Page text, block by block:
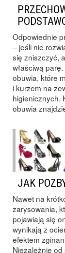
Odpowiednie
– jeśli nie
się zniszczyć,
właściwą
obuwia, które
i kurzem na
higienicznych.
obuwia
JAK
Nawet na
zarysowania,
pojawiają się
wynikają z
efektem
Niezależnie